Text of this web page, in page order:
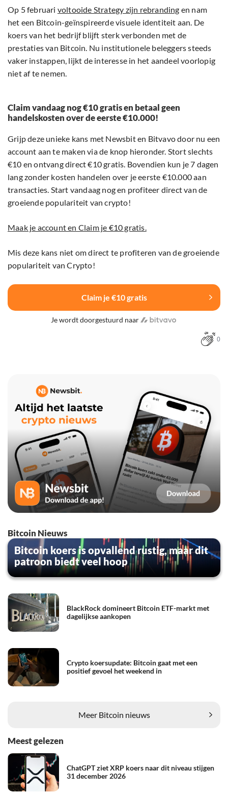
Op 5 februari voltooide Strategy zijn rebranding en nam
het een Bitcoin-geïnspireerde visuele identiteit aan. De
koers van het bedrijf blijft sterk verbonden met de
prestaties van Bitcoin. Nu institutionele beleggers steeds
vaker instappen, lijkt de interesse in het aandeel voorlopig
niet af te nemen.
Claim vandaag nog €10 gratis en betaal geen
handelskosten over de eerste €10.000!
Grijp deze unieke kans met Newsbit en Bitvavo door nu een
account aan te maken via de knop hieronder. Stort slechts
€10 en ontvang direct €10 gratis. Bovendien kun je 7 dagen
lang zonder kosten handelen over je eerste €10.000 aan
transacties. Start vandaag nog en profiteer direct van de
groeiende populariteit van crypto!
Maak je account en Claim je €10 gratis.
Mis deze kans niet om direct te profiteren van de groeiende
populariteit van Crypto!
Claim je €10 gratis
Je wordt doorgestuurd naar
0
Bitcoin Nieuws
Bitcoin koers is opvallend rustig, maar dit
patroon biedt veel hoop
BlackRock domineert Bitcoin ETF-markt met
dagelijkse aankopen
Crypto koersupdate: Bitcoin gaat met een
positief gevoel het weekend in
Meer Bitcoin nieuws
Meest gelezen
ChatGPT ziet XRP koers naar dit niveau stijgen
31 december 2026